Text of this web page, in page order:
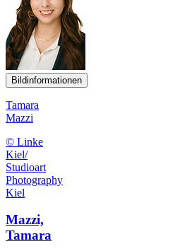
Bildinformationen
Tamara
Mazzi
© Linke
Kiel/
Studioart
Photography
Kiel
Mazzi,
Tamara